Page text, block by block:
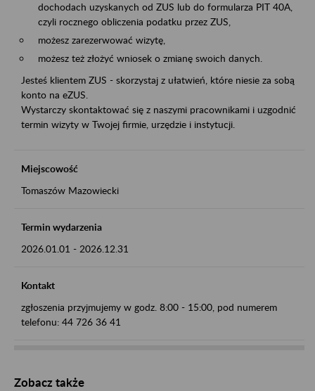
dochodach uzyskanych od ZUS lub do formularza PIT 40A,
czyli rocznego obliczenia podatku przez ZUS,
możesz zarezerwować wizytę,
możesz też złożyć wniosek o zmianę swoich danych.
Jesteś klientem ZUS - skorzystaj z ułatwień, które niesie za sobą
konto na eZUS.
Wystarczy skontaktować się z naszymi pracownikami i uzgodnić
termin wizyty w Twojej firmie, urzędzie i instytucji.
Miejscowość
Tomaszów Mazowiecki
Termin wydarzenia
2026.01.01 - 2026.12.31
Kontakt
zgłoszenia przyjmujemy w godz. 8:00 - 15:00, pod numerem
telefonu: 44 726 36 41
Zobacz także